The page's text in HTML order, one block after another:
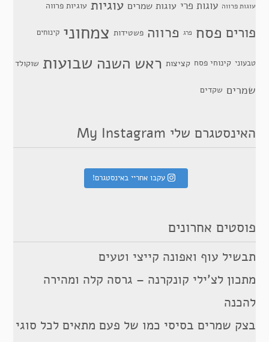
עוגות פרווה עוגות פרי עוגות שמרים עוגיות עוגיות פרווה
פורים פסח פרג פרווה פשטידות צמחוני קינוחים
טבעוני קינוחי פסח קציצות ראש השנה שבועות שוקולד
שמרים שקדים
האינסטגרם שלי My Instagram
עקבו אחריי באינסטגרם!
פוסטים אחרונים
תבשיל עוף ואפונה קייצי וטעים
מתכון לצ’ילי קונקרנה – גרסה קלה ומהירה
להכנה
בצק שמרים בסיסי כמו של פעם מתאים לכל סוגי